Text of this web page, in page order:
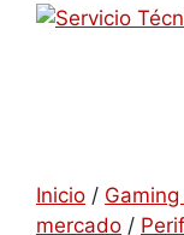
Inicio /
mercado /